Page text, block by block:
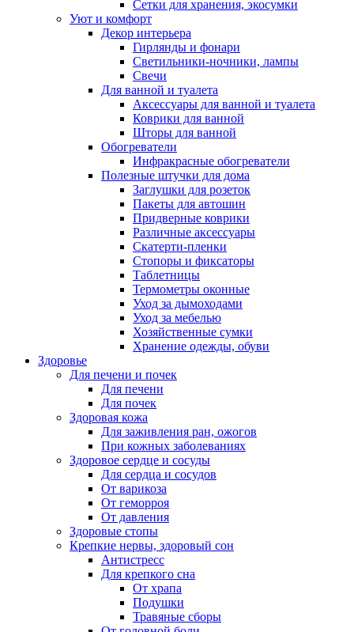
Сетки для хранения, экосумки
Уют и комфорт
Декор интерьера
Гирлянды и фонари
Светильники-ночники, лампы
Свечи
Для ванной и туалета
Аксессуары для ванной и туалета
Коврики для ванной
Шторы для ванной
Обогреватели
Инфракрасные обогреватели
Полезные штучки для дома
Заглушки для розеток
Пакеты для автошин
Придверные коврики
Различные аксессуары
Скатерти-пленки
Стопоры и фиксаторы
Таблетницы
Термометры оконные
Уход за дымоходами
Уход за мебелью
Хозяйственные сумки
Хранение одежды, обуви
Здоровье
Для печени и почек
Для печени
Для почек
Здоровая кожа
Для заживления ран, ожогов
При кожных заболеваниях
Здоровое сердце и сосуды
Для сердца и сосудов
От варикоза
От геморроя
От давления
Здоровые стопы
Крепкие нервы, здоровый сон
Антистресс
Для крепкого сна
От храпа
Подушки
Травяные сборы